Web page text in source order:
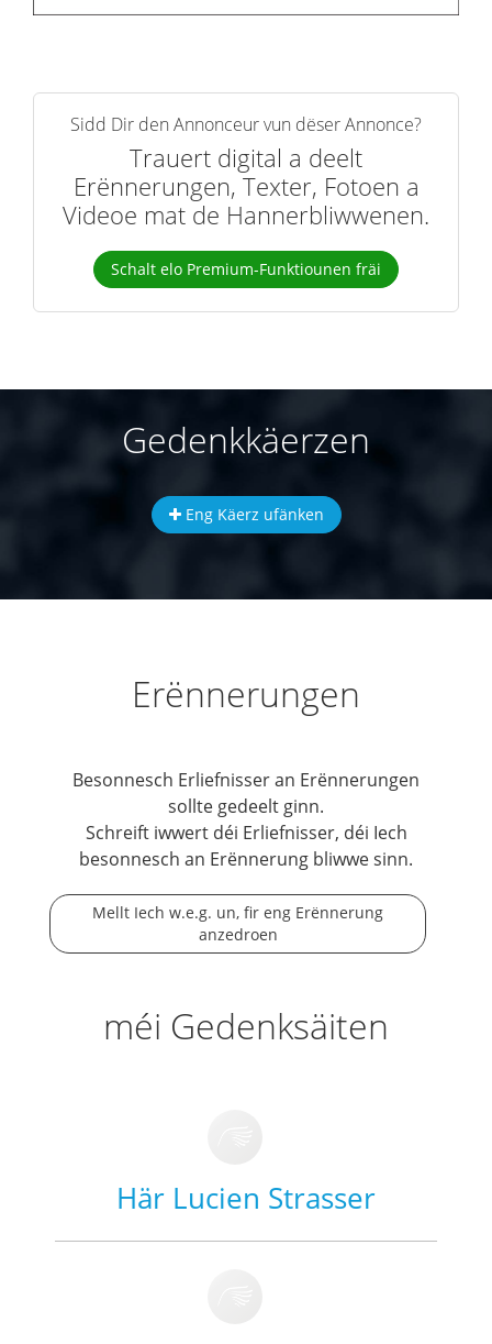
Sidd Dir den Annonceur vun dëser Annonce?
Trauert digital a deelt
Erënnerungen, Texter, Fotoen a
Videoe mat de Hannerbliwwenen.
Schalt elo Premium-Funktiounen fräi
Gedenkkäerzen
Eng Käerz ufänken
Erënnerungen
Besonnesch Erliefnisser an Erënnerungen
sollte gedeelt ginn.
Schreift iwwert déi Erliefnisser, déi Iech
besonnesch an Erënnerung bliwwe sinn.
Mellt Iech w.e.g. un, fir eng Erënnerung
anzedroen
méi Gedenksäiten
Här Lucien Strasser